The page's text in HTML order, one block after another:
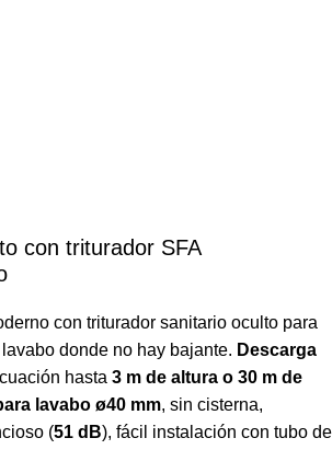
con triturador SFA
con triturador sanitario oculto para
donde no hay bajante. Descarga
hasta 3 m de altura o 30 m de
lavabo ø40 mm, sin cisterna,
(51 dB), fácil instalación con tubo de